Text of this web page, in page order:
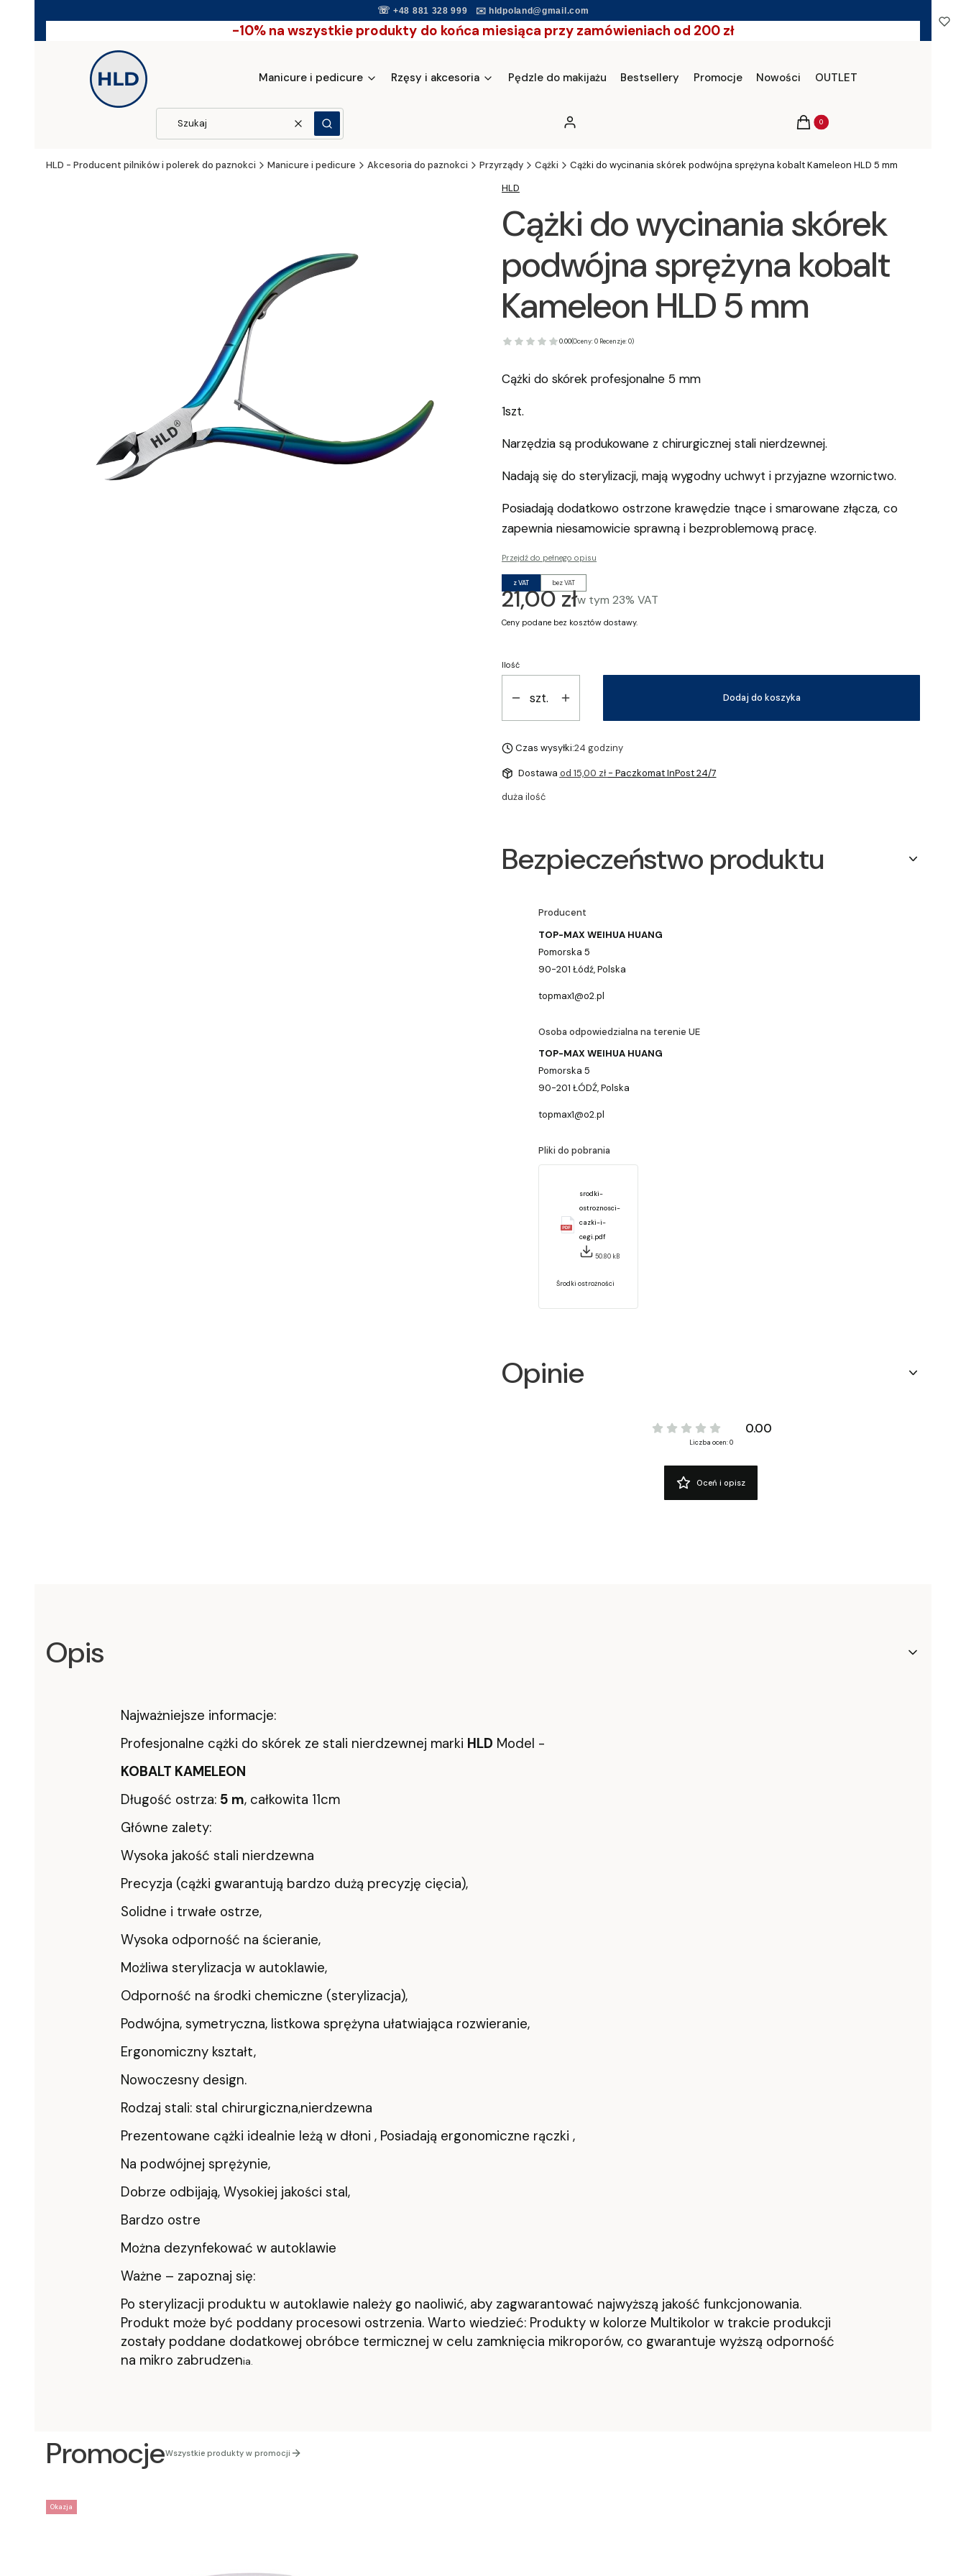
☏ +48 881 328 999 ✉️ hldpoland@gmail.com
-10% na wszystkie produkty do końca miesiąca przy zamówieniach od 200 zł
Manicure i pedicure Rzęsy i akcesoria Pędzle do makijażu Bestsellery Promocje Nowości OUTLET
WyczyśćSzukaj
Zaloguj się Produkty w koszyku: 0. Zobacz
Koszyk
HLD - Producent pilników i polerek do paznokci Manicure i pedicure Akcesoria do paznokci Przyrządy Cążki
Cążki do wycinania skórek podwójna sprężyna kobalt Kameleon HLD 5 mm
HLD
Cążki do wycinania skórek
podwójna sprężyna kobalt
Kameleon HLD 5 mm
0.00(Oceny: 0 Recenzje: 0)
Cążki do skórek profesjonalne 5 mm
1szt.
Narzędzia są produkowane z chirurgicznej stali nierdzewnej.
Nadają się do sterylizacji, mają wygodny uchwyt i przyjazne wzornictwo.
Posiadają dodatkowo ostrzone krawędzie tnące i smarowane złącza, co
zapewnia niesamowicie sprawną i bezproblemową pracę.
Przejdź do pełnego opisu
z VAT bez VAT
Cena
21,00 złw tym 23% VAT
Ceny podane bez kosztów dostawy.
Ilość
szt. Dodaj do koszyka
Czas wysyłki:24 godziny
Dostawa od 15,00 zł - Paczkomat InPost 24/7
duża ilość
Bezpieczeństwo produktu
Producent
TOP-MAX WEIHUA HUANG
Pomorska 5
90-201 Łódź, Polska
topmax1@o2.pl
Osoba odpowiedzialna na terenie UE
TOP-MAX WEIHUA HUANG
Pomorska 5
90-201 ŁÓDŹ, Polska
topmax1@o2.pl
Pliki do pobrania
srodki-
ostroznosci-
cazki-i-
cegi.pdf
50.80 kB
Środki ostrożności
Opinie
0.00
Liczba ocen: 0
Oceń i opisz
Opis
Najważniejsze informacje:
Profesjonalne cążki do skórek ze stali nierdzewnej marki HLD Model -
KOBALT KAMELEON
Długość ostrza: 5 m, całkowita 11cm
Główne zalety:
Wysoka jakość stali nierdzewna
Precyzja (cążki gwarantują bardzo dużą precyzję cięcia),
Solidne i trwałe ostrze,
Wysoka odporność na ścieranie,
Możliwa sterylizacja w autoklawie,
Odporność na środki chemiczne (sterylizacja),
Podwójna, symetryczna, listkowa sprężyna ułatwiająca rozwieranie,
Ergonomiczny kształt,
Nowoczesny design.
Rodzaj stali: stal chirurgiczna,nierdzewna
Prezentowane cążki idealnie leżą w dłoni , Posiadają ergonomiczne rączki ,
Na podwójnej sprężynie,
Dobrze odbijają, Wysokiej jakości stal,
Bardzo ostre
Można dezynfekować w autoklawie
Ważne – zapoznaj się:
Po sterylizacji produktu w autoklawie należy go naoliwić, aby zagwarantować najwyższą jakość funkcjonowania.
Produkt może być poddany procesowi ostrzenia. Warto wiedzieć: Produkty w kolorze Multikolor w trakcie produkcji
zostały poddane dodatkowej obróbce termicznej w celu zamknięcia mikroporów, co gwarantuje wyższą odporność
na mikro zabrudzenia.
PromocjeWszystkie produkty w promocji
Okazja